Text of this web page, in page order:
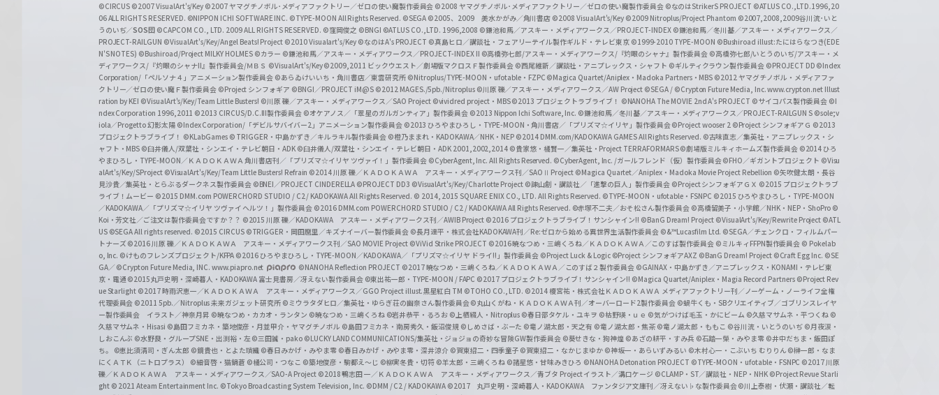
c
h
w
a
r
z
b
e
O
f
f
i
c
i
a
l
C
h
a
n
n
e
l
©CIRCUS ©2007 VisualArt's/Key ©2007 ヤマグチノボル･メディアファクトリー／ゼロの使い魔製作委員会 ©2008 ヤマグチノボル･メディアファクトリー／ゼロの使い魔製作委員会 ©なのはStrikerS PROJECT ©ATLUS CO.,LTD.1996,20
06 ALL RIGHTS RESERVED. ©NIPPON ICHI SOFTWARE INC. ©TYPE-MOON All Rights Reserved. ©SEGA ©2005、2009 美水かがみ／角川書店 ©2008 VisualArt's/Key ©2009 Nitroplus/Project Phantom ©2007,2008,2009谷川流･いと
うのいぢ／SOS団 ©CAPCOM CO., LTD. 2009 ALL RIGHTS RESERVED. ©窪岡俊之 ©BNGI ©ATLUS CO.,LTD. 1996,2008 ©鎌池和馬／アスキー・メディアワークス／PROJECT-INDEX ©鎌池和馬／冬川基／アスキー・メディアワークス／
PROJECT-RAILGUN ©VisualArt's/Key/Angel Beats! Project ©2010 Visualart's/Key ©なのはA's PROJECT ©真島ヒロ／講談社・フェアリーテイル製作ギルド・テレビ東京 ©1999-2010 TYPE-MOON ©Bushiroad illust:たにはらなつき(EDE
N'S NOTES) ©Bushiroad/Project MILKY HOLMES ©カラー ©鎌池和馬／アスキー・メディアワークス／PROJECT-INDEX II ©高橋弥七郎/アスキー・メディアワークス/『灼眼のシャナ』製作委員会 ©高橋弥七郎/いとうのいぢ/アスキー・メ
ディアワークス/『灼眼のシャナII』製作委員会/ＭＢＳ ©VisualArt's/Key©2009,2011 ビックウエスト／劇場版マクロスＦ製作委員会 ©西尾維新／講談社・アニプレックス・シャフト ©ギルティクラウン製作委員会 ©PROJECT DD ©Index
Corporation/「ペルソナ４」アニメーション製作委員会 ©あらゐけいいち・角川書店／東雲研究所 ©Nitroplus/TYPE-MOON・ufotable・FZPC ©Magica Quartet/Aniplex・Madoka Partners・MBS ©2012 ヤマグチノボル・メディアファ
クトリー／ゼロの使い魔Ｆ製作委員会 ©Project シンフォギア ©BNGI／PROJECT iM@S ©2012 MAGES./5pb./Nitroplus ©川原 礫／アスキー・メディアワークス／AW Project ©SEGA / ©Crypton Future Media, Inc. www.crypton.net Illust
ration by KEI ©VisualArt's/Key/Team Little Busters! ©川原 礫／アスキー・メディアワークス／SAO Project ©vividred project・MBS ©2013 プロジェクトラブライブ！ ©NANOHA The MOVIE 2nd A's PROJECT ©サイコパス製作委員会 ©I
ndex Corporation 1996,2011 ©2013 CIRCUS/D.C.III製作委員会 ©オケアノス／「翠星のガルガンティア」製作委員会 ©2013 Nippon Ichi Software, Inc. ©鎌池和馬／冬川基／アスキー・メディアワークス／PROJECT-RAILGUN S ©sole;v
iola／Progetto 幻影太陽 ©Index Corporation/「デビルサバイバー2」アニメーション製作委員会 ©2013 ひろやまひろし・TYPE-MOON・角川書店／「プリズマ☆イリヤ」製作委員会©Project wooser 2 ©Project シンフォギアＧ ©2013
プロジェクトラブライブ！ ©KLabGames © TRIGGER・中島かずき／キルラキル製作委員会 ©橙乃ままれ・KADOKAWA／NHK・NEP ©2014 DMM.com/KADOKAWA GAMES All Rights Reserved. ©古味直志／集英社・アニプレックス・シ
ャフト・MBS ©臼井儀人/双葉社・シンエイ・テレビ朝日・ADK ©臼井儀人/双葉社・シンエイ・テレビ朝日・ADK 2001,2002,2014 ©貴家悠・橘賢一／集英社・Project TERRAFORMARS©劇場版ミルキィホームズ製作委員会 ©2014 ひろ
やまひろし・TYPE-MOON／ＫＡＤＯＫＡＷＡ 角川書店刊／「プリズマ☆イリヤ ツヴァイ！」製作委員会 ©CyberAgent, Inc. All Rights Reserved. ©CyberAgent, Inc. /ガールフレンド（仮）製作委員会©FHO／ギガントプロジェクト ©Visu
alArt's/Key/SProject ©VisualArt's/Key/Team Little Busters! Refrain ©2014 川原 礫／ＫＡＤＯＫＡＷＡ アスキー・メディアワークス刊／SAOⅡ Project ©Magica Quartet／Aniplex・Madoka Movie Project Rebellion ©矢吹健太朗・長谷
見沙貴／集英社・とらぶるダークネス製作委員会 ©BNEI／PROJECT CINDERELLA ©PROJECT DD3 ©VisualArt's/Key/Charlotte Project ©諫山創・講談社／「進撃の巨人」製作委員会 ©Project シンフォギアＧＸ ©2015 プロジェクトラブ
ライブ！ムービー ©2015 DMM.com POWERCHORD STUDIO / C2 / KADOKAWA All Rights Reserved. © 2014, 2015 SQUARE ENIX CO., LTD. All Rights Reserved. ©TYPE-MOON・ufotable・FSNPC ©2015 ひろやまひろし・TYPE-MOON
／KADOKAWA／「プリズマ☆イリヤ ツヴァイ ヘルツ！」製作委員会 ©2016 DMM.com POWERCHORD STUDIO / C2 / KADOKAWA All Rights Reserved. ©赤塚不二夫／おそ松さん製作委員会 ©高橋留美子・小学館／NHK・NEP・ShoPro ©
Koi・芳文社／ご注文は製作委員会ですか？？ ©2015 川原 礫／KADOKAWA アスキー・メディアワークス刊／AWIB Project ©2016 プロジェクトラブライブ！サンシャイン!! ©BanG Dream! Project ©VisualArt's/Key/Rewrite Project ©ATL
US ©SEGA All rights reserved. ©2015 CIRCUS ©TRIGGER・岡田麿里／キズナイーバー製作委員会 ©長月達平・株式会社KADOKAWA刊／Re:ゼロから始める異世界生活製作委員会 ©&™Lucasfilm Ltd. ©SEGA／チェンクロ・フィルムパー
トナーズ©2016 川原 礫／ＫＡＤＯＫＡＷＡ アスキー・メディアワークス刊／SAO MOVIE Project ©ViVid Strike PROJECT ©2016 暁なつめ・三嶋くろね／ＫＡＤＯＫＡＷＡ／このすば製作委員会 ©ミルキィFFPN製作委員会 © Pokelab
o, Inc. ©けものフレンズプロジェクト/KFPA ©2016 ひろやまひろし・TYPE-MOON／KADOKAWA／「プリズマ☆イリヤ ドライ!!」製作委員会 ©Project Luck & Logic ©Project シンフォギアAXZ ©BanG Dream! Project ©Craft Egg Inc. ©SE
GA／ ©Crypton Future Media, INC. www.piapro.net
©NANOHA Reflection PROJECT ©2017 暁なつめ・三嶋くろね／ＫＡＤＯＫＡＷＡ／このすば２製作委員会 ©GAINAX・中島かずき／アニプレックス・KONAMI・テレビ東
京・電通 ©2015丸戸史明・深崎暮人・KADOKAWA 富士見書房／冴えない製作委員会 ©東出祐一郎・TYPE-MOON / FAPC ©2017 プロジェクトラブライブ！サンシャイン!! ©Magica Quartet/Aniplex・Magia Record Partners ©Project Rev
ue Starlight ©2017 時雨沢恵一／ＫＡＤＯＫＡＷＡ アスキー・メディアワークス／GGO Project illust.黒星紅白 TM ©TOHO CO., LTD. ©2014 榎宮祐・株式会社ＫＡＤＯＫＡＷＡ メディアファクトリー刊／ノーゲーム・ノーライフ全権
代理委員会 ©2011 5pb.／Nitroplus 未来ガジェット研究所 ©ミウラタダヒロ／集英社・ゆらぎ荘の幽奈さん製作委員会©丸山くがね・ＫＡＤＯＫＡＷＡ刊／オーバーロード2製作委員会 ©蝸牛くも・SBクリエイティブ／ゴブリンスレイヤ
ー製作委員会 イラスト／神奈月昇 ©暁なつめ・カカオ・ランタン ©暁なつめ・三嶋くろね ©岩井恭平・るろお ©上栖綴人・Nitroplus ©春日部タケル・ユキヲ ©枯野瑛・ｕｅ ©気がつけば毛玉・かにビーム ©久慈マサムネ・平つくね ©
久慈マサムネ・Hisasi ©島田フミカネ・築地俊彦・月並甲介・ヤマグチノボル ©島田フミカネ・南房秀久・飯沼俊規 ©しめさば・ぶーた ©竜ノ湖太郎・天之有 ©竜ノ湖太郎・焦茶 ©竜ノ湖太郎・ももこ ©谷川流・いとうのいぢ ©月夜涙・
しおこんぶ ©水野良・グループSNE・出渕裕・左 ©三田誠・pako ©LUCKY LAND COMMUNICATIONS/集英社・ジョジョの奇妙な冒険GW製作委員会 ©葵せきな・狗神煌 ©あざの耕平・すみ兵 ©石踏一榮・みやま零 ©井中だちま・飯田ぽ
ち。
©恵比須清司・ぎん太郎 ©鏡貴也・とよた瑣織 ©春日みかげ・みやま零 ©春日みかげ・みやま零・深井涼介 ©賀東招二・四季童子 ©賀東招二・なかじまゆか ©神坂一・あらいずみるい ©木村心一・こぶいち むりりん ©榊一郎・なま
にくＡＴＫ（ニトロプラス） ©細音啓・猫鍋蒼 ©橘公司・つなこ ©築地俊彦・駒都え～じ ©柳実冬貴・切符 ©羊太郎・三嶋くろね ©諸星悠・甘味みきひろ ©NANOHA Detonation PROJECT ©TYPE-MOON・ufotable・FSNPC ©2017 川原
礫／ＫＡＤＯＫＡＷＡ アスキー・メディアワークス／SAO-A Project ©2018 鴨志田 一／ＫＡＤＯＫＡＷＡ アスキー・メディアワークス／青ブタ Project イラスト／溝口ケージ ©CLAMP・ST／講談社・NEP・NHK ©Project Revue Starli
ght © 2021 Ateam Entertainment Inc. ©Tokyo Broadcasting System Television, Inc. ©DMM / C2 / KADOKAWA ©2017 丸戸史明・深崎暮人・KADOKAWA ファンタジア文庫刊／冴えない♭な製作委員会©川上泰樹・伏瀬・講談社／転